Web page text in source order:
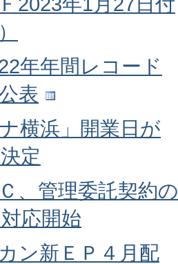
年年間レコード
表
横浜」開業日が
定
、管理委託契約の
応開始
ン新ＥＰ４月配